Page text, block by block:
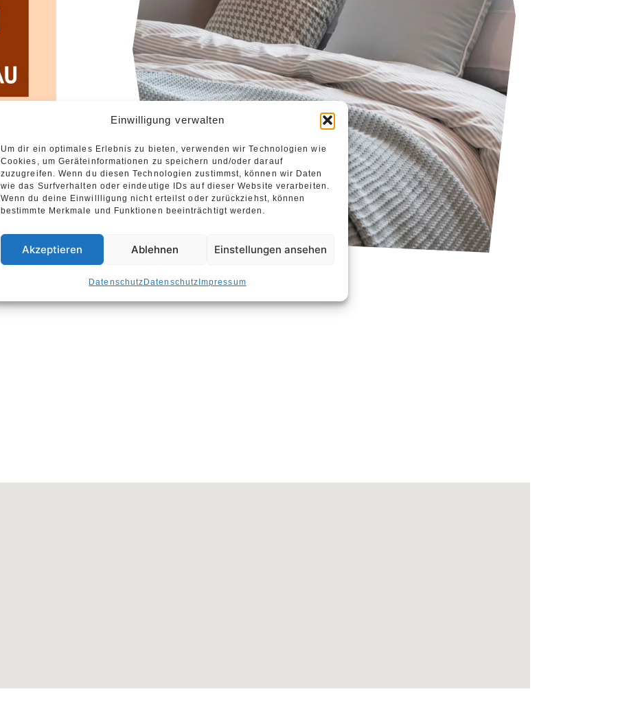
Einwilligung verwalten
Um dir ein optimales Erlebnis zu bieten, verwenden wir Technologien wie
Cookies, um Geräteinformationen zu speichern und/oder darauf
zuzugreifen. Wenn du diesen Technologien zustimmst, können wir Daten
wie das Surfverhalten oder eindeutige IDs auf dieser Website verarbeiten.
Wenn du deine Einwillligung nicht erteilst oder zurückziehst, können
bestimmte Merkmale und Funktionen beeinträchtigt werden.
Akzeptieren Ablehnen Einstellungen ansehen
Datenschutz Datenschutz Impressum